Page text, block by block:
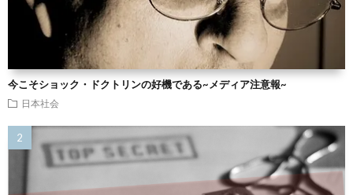
今こそショック・ドクトリンの好機である~メディア注意報~
日本社会